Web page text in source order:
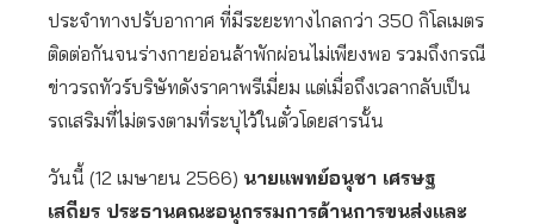
ประจำทางปรับอากาศ ที่มีระยะทางไกลกว่า 350 กิโลเมตร
ติดต่อกันจนร่างกายอ่อนล้าพักผ่อนไม่เพียงพอ รวมถึงกรณี
ข่าวรถทัวร์บริษัทดังราคาพรีเมี่ยม แต่เมื่อถึงเวลากลับเป็น
รถเสริมที่ไม่ตรงตามที่ระบุไว้ในตั๋วโดยสารนั้น
วันนี้ (12 เมษายน 2566) นายแพทย์อนุชา เศรษฐ
เสถียร ประธานคณะอนุกรรมการด้านการขนส่งและ